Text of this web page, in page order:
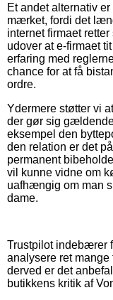
Et andet alternativ
mærket, fordi det
internet firmaet
udover at e-firmaet
erfaring med
chance for at få
ordre.
Ydermere støtter vi
der gør sig
eksempel den
den relation er det
permanent
vil kunne vidne om
uafhængig om man
dame.
Trustpilot indebærer
analysere ret
derved er det
butikkens kritik af